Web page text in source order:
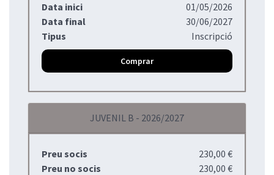
Data inici
01/05/2026
Data final
30/06/2027
Tipus
Inscripció
Comprar
JUVENIL B - 2026/2027
Preu socis
230,00 €
Preu no socis
230,00 €